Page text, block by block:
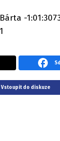
-
Vstoupit do diskuze